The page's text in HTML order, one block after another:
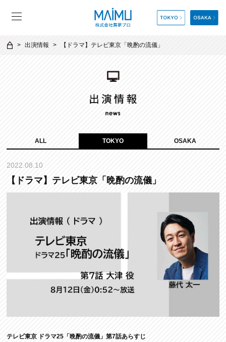
出演情報 【ドラマ】テレビ東京「晩酌の流儀」
ALL TOKYO OSAKA
2022.08.10
【ドラマ】テレビ東京「晩酌の流儀」
テレビ東京 ドラマ25「晩酌の流儀」第7話あらすじ